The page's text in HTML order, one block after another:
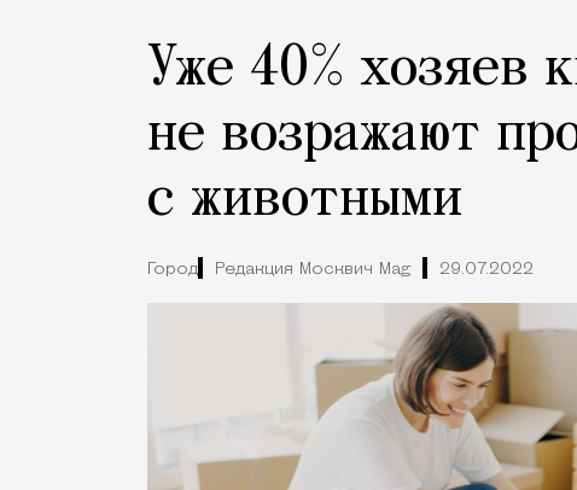
Уже 40% хозяев
не возражают
с животными
Город Редакция Москвич Mag 29.07.2022